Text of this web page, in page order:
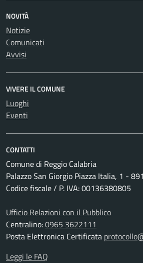
NOVITÀ
Notizie
Comunicati
Avvisi
VIVERE IL COMUNE
Luoghi
Eventi
CONTATTI
Comune di Reggio Calabria
Palazzo San Giorgio Piazza Italia, 1 -
Codice fiscale / P. IVA: 00136380805
Ufficio Relazioni con il Pubblico
Centralino:0965 3622111
Posta Elettronica Certificata
Leggi le FAQ